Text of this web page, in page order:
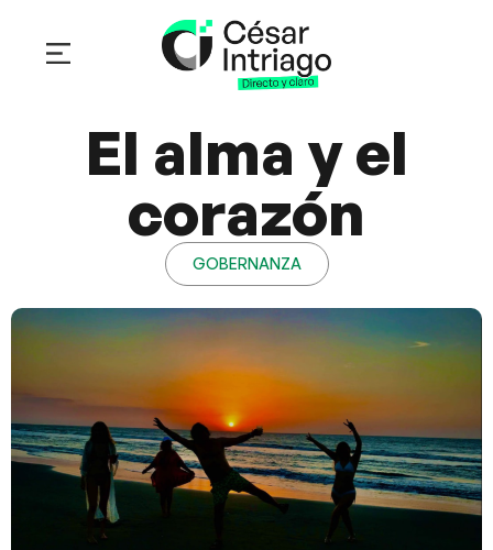
El alma y el
corazón
GOBERNANZA